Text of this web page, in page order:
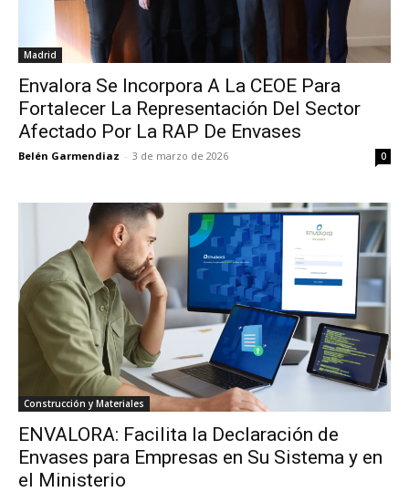
Madrid
Envalora Se Incorpora A La CEOE Para
Fortalecer La Representación Del Sector
Afectado Por La RAP De Envases
Belén Garmendiaz - 3 de marzo de 2026 0
Construcción y Materiales
ENVALORA: Facilita la Declaración de
Envases para Empresas en Su Sistema y en
el Ministerio